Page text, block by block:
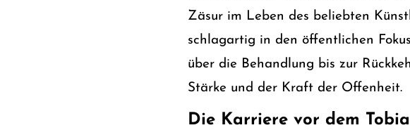
Zäsur im Leben des beliebten
schlagartig in den öffentlichen
über die Behandlung bis zur
Stärke und der Kraft der Offenheit.
Die Karriere vor dem